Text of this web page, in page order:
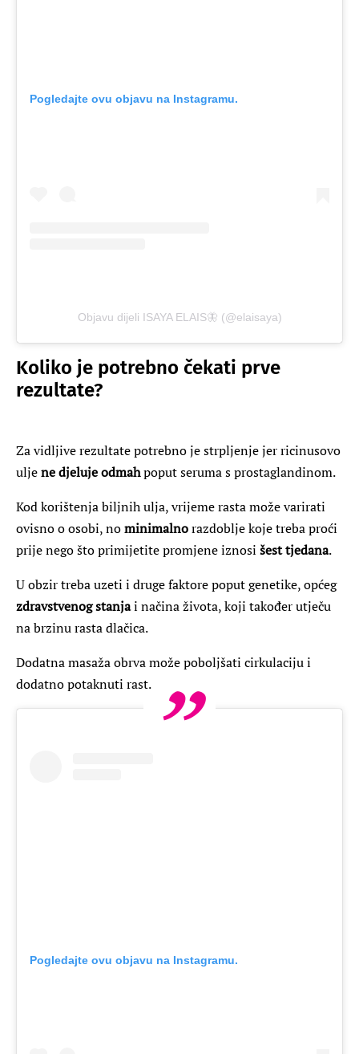
Pogledajte ovu objavu na Instagramu.
Objavu dijeli ISAYA ELAIS🦋 (@elaisaya)
Koliko je potrebno čekati prve
rezultate?
Za vidljive rezultate potrebno je strpljenje jer ricinusovo
uljene djeluje odmahpoput seruma s prostaglandinom.
Kod korištenja biljnih ulja, vrijeme rasta može varirati
ovisno o osobi, nominimalnorazdoblje koje treba proći
prije nego što primijetite promjene iznosi šest tjedana.
U obzir treba uzeti i druge faktore poput genetike, općeg
zdravstvenog stanjai načina života, koji također utječu
na brzinu rasta dlačica.
Dodatna masaža obrva može poboljšati cirkulaciju i
dodatno potaknuti rast.
Pogledajte ovu objavu na Instagramu.